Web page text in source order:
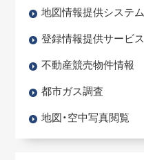
地図情報提供システム
登録情報提供サービス
不動産競売物件情報
都市ガス調査
地図・空中写真閲覧